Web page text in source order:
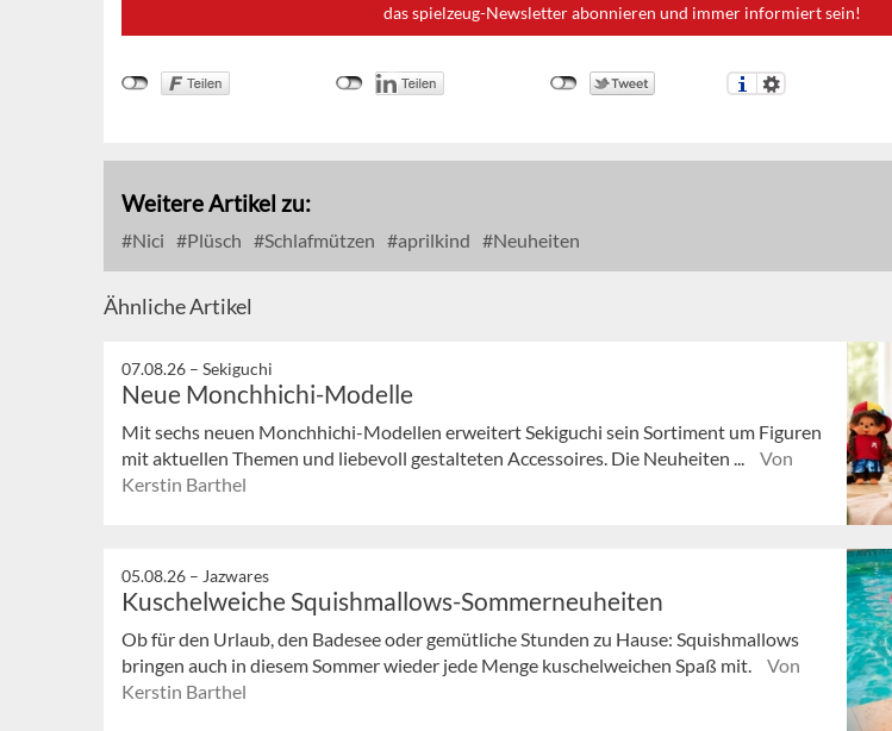
das spielzeug-Newsletter abonnieren und immer informiert sein!
Weitere Artikel zu:
Nici Plüsch Schlafmützen aprilkind Neuheiten
Ähnliche Artikel
07.08.26 – Sekiguchi
Neue Monchhichi-Modelle
Mit sechs neuen Monchhichi-Modellen erweitert Sekiguchi sein Sortiment um Figuren
mit aktuellen Themen und liebevoll gestalteten Accessoires. Die Neuheiten ...
Von
Kerstin Barthel
05.08.26 – Jazwares
Kuschelweiche Squishmallows-Sommerneuheiten
Ob für den Urlaub, den Badesee oder gemütliche Stunden zu Hause: Squishmallows
bringen auch in diesem Sommer wieder jede Menge kuschelweichen Spaß mit.
Von
Kerstin Barthel